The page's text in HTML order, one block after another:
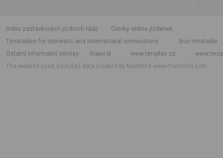
index zastávkových jízdních řádů
Ceníky online jízdenek
Timetables for domestic and international connections
Bus timetable
Ostatní informační servisy
hoper.pl www.teroplan.cz
The website uses GeoLite2 data created by MaxMindwww.maxmind.com